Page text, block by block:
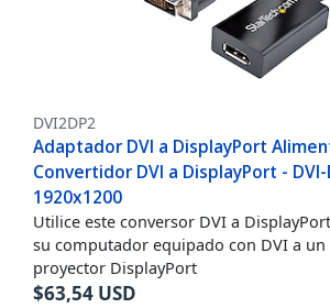
DVI2DP2
Adaptador DVI a DisplayPort
Convertidor DVI a DisplayPort - DVI-
1920x1200
Utilice este conversor DVI a
su computador equipado con DVI a
proyector DisplayPort
$63,54 USD